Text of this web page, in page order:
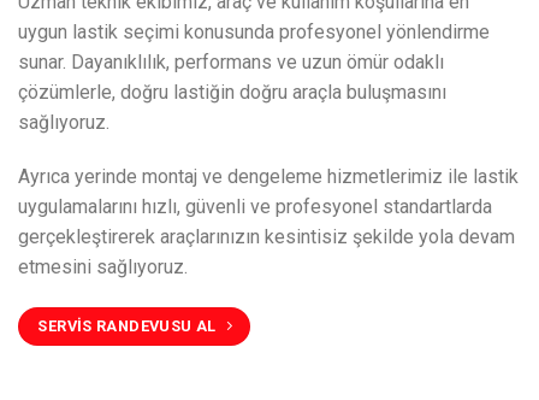
uygun lastik seçimi konusunda profesyonel yönlendirme
sunar. Dayanıklılık, performans ve uzun ömür odaklı
çözümlerle, doğru lastiğin doğru araçla buluşmasını
sağlıyoruz.
Ayrıca yerinde montaj ve dengeleme hizmetlerimiz ile lastik
uygulamalarını hızlı, güvenli ve profesyonel standartlarda
gerçekleştirerek araçlarınızın kesintisiz şekilde yola devam
etmesini sağlıyoruz.
SERVİS RANDEVUSU AL